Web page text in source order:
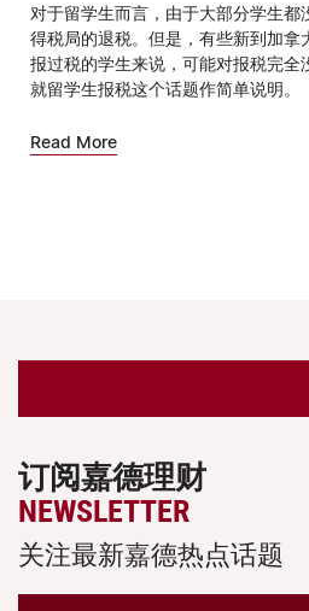
对于留学生而言，由于大部分学生都
得税局的退税。但是，有些新到加拿
报过税的学生来说，可能对报税完全
就留学生报税这个话题作简单说明。
Read More
订阅嘉德理财
NEWSLETTER
关注最新嘉德热点话题